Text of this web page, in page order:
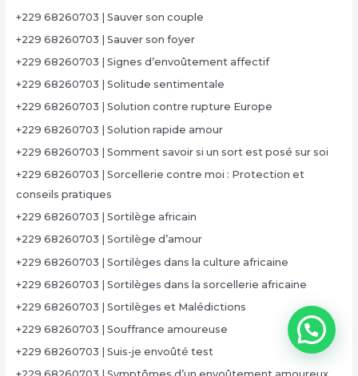
+229 68260703 | Sauver son couple
+229 68260703 | Sauver son foyer
+229 68260703 | Signes d’envoûtement affectif
+229 68260703 | Solitude sentimentale
+229 68260703 | Solution contre rupture Europe
+229 68260703 | Solution rapide amour
+229 68260703 | Somment savoir si un sort est posé sur soi
+229 68260703 | Sorcellerie contre moi : Protection et
conseils pratiques
+229 68260703 | Sortilège africain
+229 68260703 | Sortilège d’amour
+229 68260703 | Sortilèges dans la culture africaine
+229 68260703 | Sortilèges dans la sorcellerie africaine
+229 68260703 | Sortilèges et Malédictions
+229 68260703 | Souffrance amoureuse
+229 68260703 | Suis-je envoûté test